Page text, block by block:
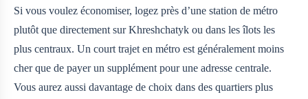
Si vous voulez économiser, logez près d’une station de métro
plutôt que directement sur Khreshchatyk ou dans les îlots les
plus centraux. Un court trajet en métro est généralement moins
cher que de payer un supplément pour une adresse centrale.
Vous aurez aussi davantage de choix dans des quartiers plus